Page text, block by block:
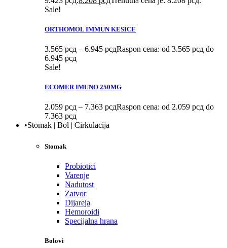
Sale!
ORTHOMOL IMMUN KESICE
3.565 рсд – 6.945 рсдRaspon cena: od 3.565 рсд do
6.945 рсд
Sale!
ECOMER IMUNO 250MG
2.059 рсд – 7.363 рсдRaspon cena: od 2.059 рсд do
7.363 рсд
•Stomak | Bol | Cirkulacija
Stomak
Probiotici
Varenje
Nadutost
Zatvor
Dijareja
Hemoroidi
Specijalna hrana
Bolovi